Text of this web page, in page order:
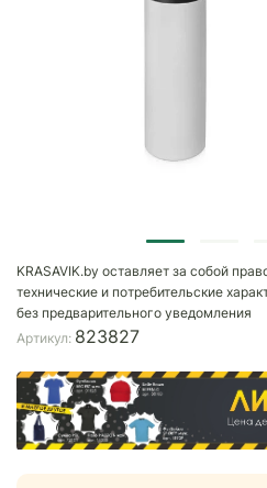
KRASAVIK.by оставляет за собой
технические и потребительские
без предварительного уведомления
Артикул: 823827